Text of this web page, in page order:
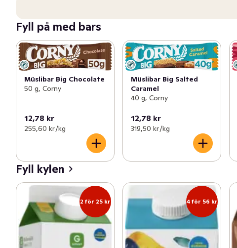
Fyll på med bars
Müslibar Big Chocolate
50 g, Corny
12,78 kr
255,60 kr /kg
Müslibar Big Salted
Caramel
40 g, Corny
12,78 kr
319,50 kr /kg
Fyll kylen
2 för 25 kr 4 för 56 kr